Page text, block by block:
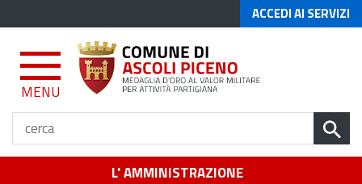
ACCEDI AI SERVIZI
MENU
L' AMMINISTRAZIONE